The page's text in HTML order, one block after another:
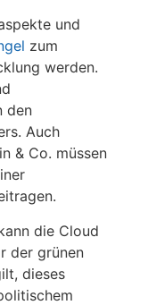
und
zum
werden.
den
Auch
& Co. müssen
die Cloud
der grünen
dieses